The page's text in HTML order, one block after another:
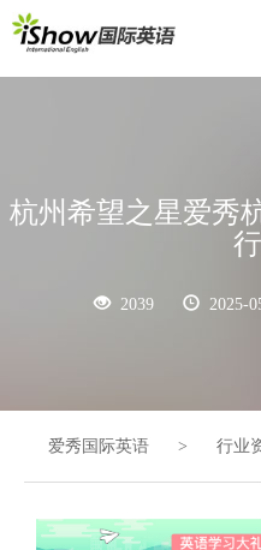
杭州希望之星爱秀
2039 2025-
爱秀国际英语 > 行业